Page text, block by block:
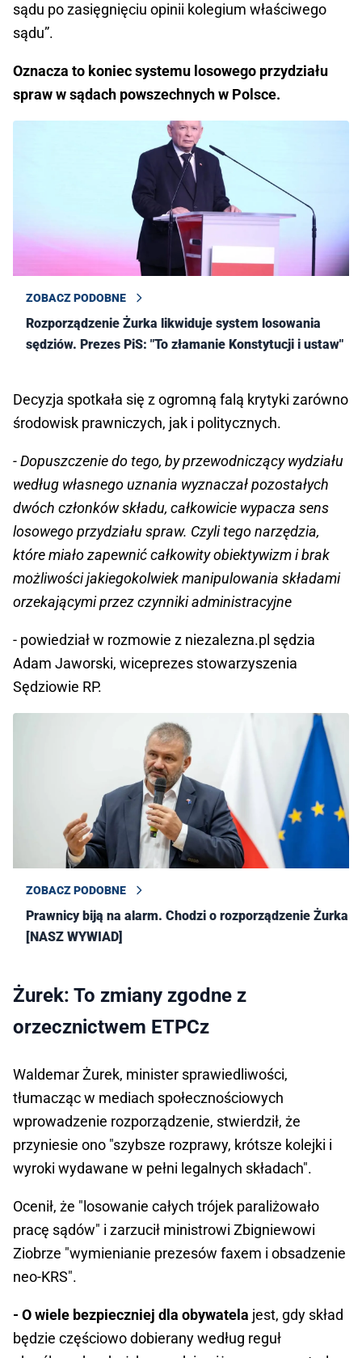
sądu po zasięgnięciu opinii kolegium właściwego
sądu”.
Oznacza to koniec systemu losowego przydziału
spraw w sądach powszechnych w Polsce.
ZOBACZ PODOBNE
Rozporządzenie Żurka likwiduje system losowania
sędziów. Prezes PiS: "To złamanie Konstytucji i ustaw"
Decyzja spotkała się z ogromną falą krytyki zarówno
środowisk prawniczych, jak i politycznych.
- Dopuszczenie do tego, by przewodniczący wydziału
według własnego uznania wyznaczał pozostałych
dwóch członków składu, całkowicie wypacza sens
losowego przydziału spraw. Czyli tego narzędzia,
które miało zapewnić całkowity obiektywizm i brak
możliwości jakiegokolwiek manipulowania składami
orzekającymi przez czynniki administracyjne
- powiedział w rozmowie z niezalezna.pl sędzia
Adam Jaworski, wiceprezes stowarzyszenia
Sędziowie RP.
ZOBACZ PODOBNE
Prawnicy biją na alarm. Chodzi o rozporządzenie Żurka
[NASZ WYWIAD]
Żurek: To zmiany zgodne z
orzecznictwem ETPCz
Waldemar Żurek, minister sprawiedliwości,
tłumacząc w mediach społecznościowych
wprowadzenie rozporządzenie, stwierdził, że
przyniesie ono "szybsze rozprawy, krótsze kolejki i
wyroki wydawane w pełni legalnych składach".
Ocenił, że "losowanie całych trójek paraliżowało
pracę sądów" i zarzucił ministrowi Zbigniewowi
Ziobrze "wymienianie prezesów faxem i obsadzenie
neo-KRS".
- O wiele bezpieczniej dla obywatela jest, gdy skład
będzie częściowo dobierany według reguł